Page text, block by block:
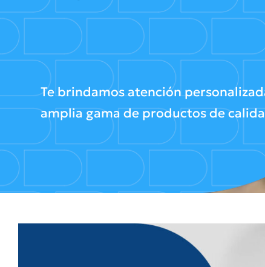
Te brindamos atención
amplia gama de productos de